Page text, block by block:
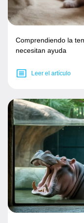
Comprendiendo la
necesitan ayuda
Leer el artículo